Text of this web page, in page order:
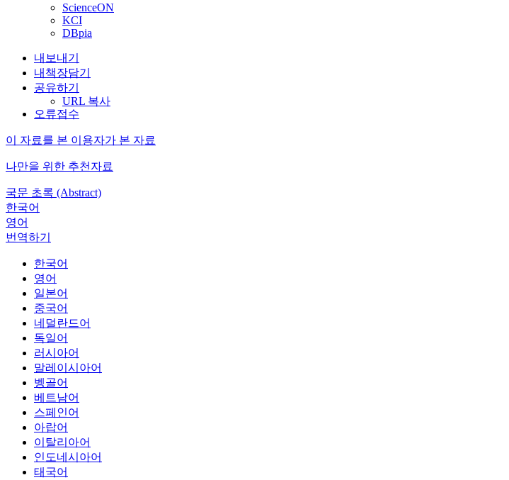
ScienceON
KCI
DBpia
내보내기
내책장담기
공유하기
URL 복사
오류접수
이 자료를 본 이용자가 본 자료
나만을 위한 추천자료
국문 초록 (Abstract)
한국어
영어
번역하기
한국어
영어
일본어
중국어
네덜란드어
독일어
러시아어
말레이시아어
벵골어
베트남어
스페인어
아랍어
이탈리아어
인도네시아어
태국어